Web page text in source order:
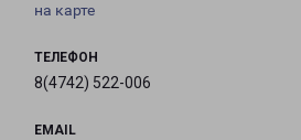
на карте
ТЕЛЕФОН
8(4742) 522-006
EMAIL